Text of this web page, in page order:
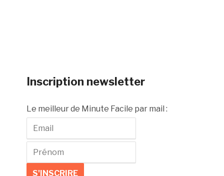
Inscription newsletter
Le meilleur de Minute Facile par mail :